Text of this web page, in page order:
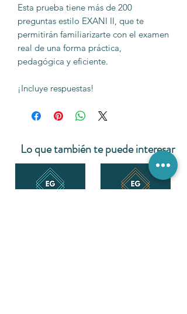
Esta prueba tiene más de 200
preguntas estilo EXANI II, que te
permitirán familiarizarte con el examen
real de una forma práctica,
pedagógica y eficiente.
¡Incluye respuestas!
Lo que también te puede interesar